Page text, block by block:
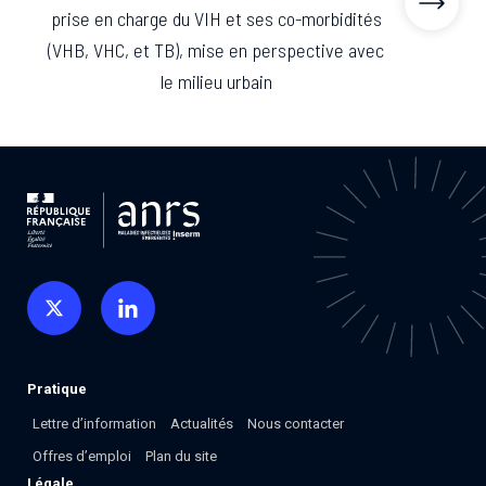
Associations de patient.e.s
Collaboration avec les acteurs communautaires
Cellules Émergence
Retrouvez toutes les cellules Émergence, actives ou
prise en charge du VIH et ses co-morbidités
(VHB, VHC, et TB), mise en perspective avec
le milieu urbain
Pratique
Lettre d’information Actualités
Nous contacter
Offres d’emploi
Plan du site